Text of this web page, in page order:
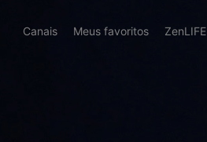
Canais Meus favoritos ZenLIFE